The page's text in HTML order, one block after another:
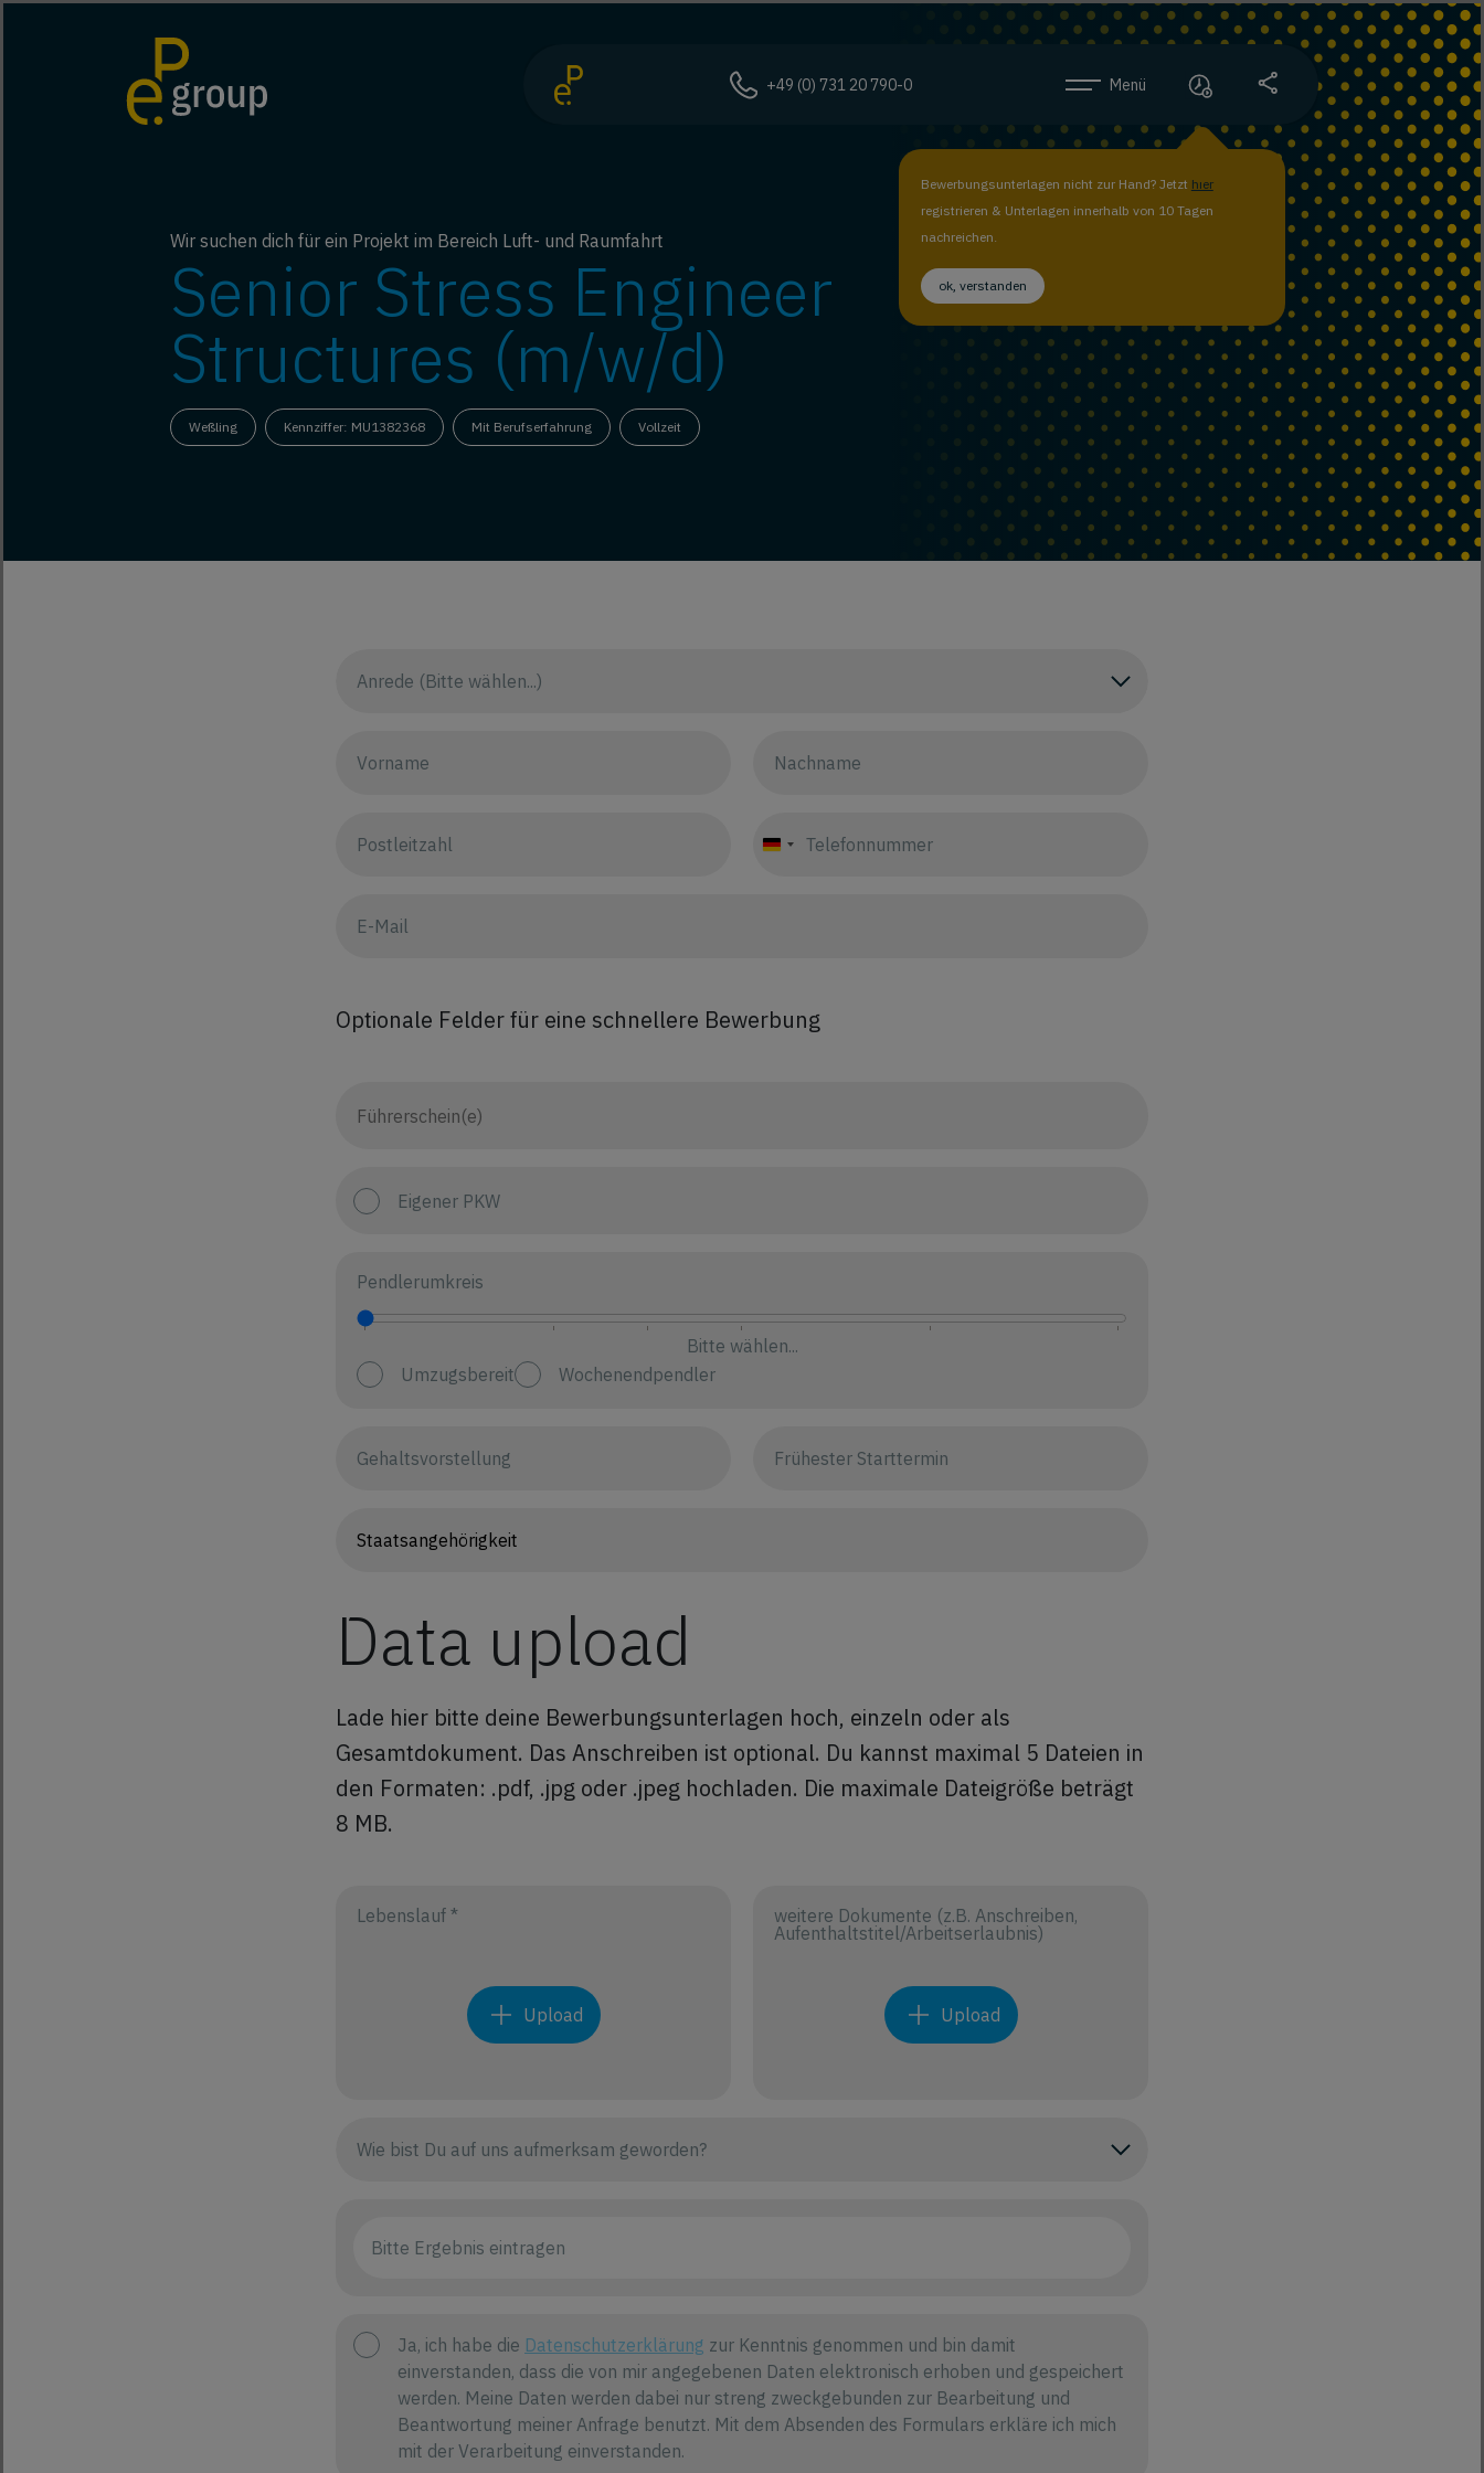
Bewerbungsunterlagen nicht zur Hand? Jetzt hier
registrieren & Unterlagen innerhalb von 10 Tagen
nachreichen.
ok, verstanden
+49 (0) 731 20 790-0 Menü
Wir suchen dich für ein Projekt im Bereich Luft- und Raumfahrt
Senior Stress Engineer
Structures (m/w/d)
Weßling Kennziffer: MU1382368 Mit Berufserfahrung Vollzeit
Germany
Optionale Felder für eine schnellere Bewerbung
Eigener PKW
Pendlerumkreis
Bitte wählen...
Umzugsbereit
Wochenendpendler
Data upload
Lade hier bitte deine Bewerbungsunterlagen hoch, einzeln oder als
Gesamtdokument. Das Anschreiben ist optional. Du kannst maximal 5 Dateien in
den Formaten: .pdf, .jpg oder .jpeg hochladen. Die maximale Dateigröße beträgt
8 MB.
Lebenslauf *
Upload
weitere Dokumente (z.B. Anschreiben,
Aufenthaltstitel/Arbeitserlaubnis)
Upload
Ja, ich habe die Datenschutzerklärung zur Kenntnis genommen und bin damit
einverstanden, dass die von mir angegebenen Daten elektronisch erhoben und gespeichert
werden. Meine Daten werden dabei nur streng zweckgebunden zur Bearbeitung und
Beantwortung meiner Anfrage benutzt. Mit dem Absenden des Formulars erkläre ich mich
mit der Verarbeitung einverstanden.